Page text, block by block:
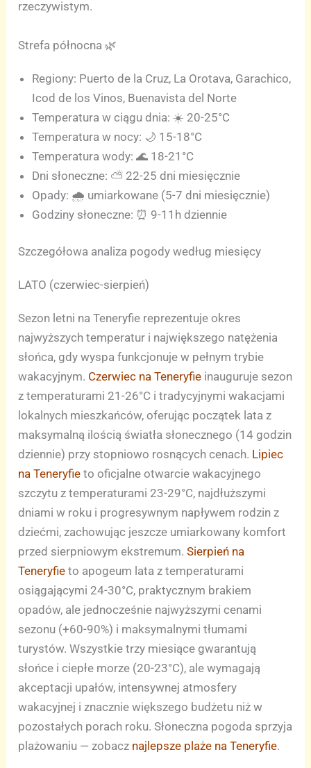
rzeczywistym.
Strefa północna 🌿
Regiony: Puerto de la Cruz, La Orotava, Garachico,
Icod de los Vinos, Buenavista del Norte
Temperatura w ciągu dnia: ☀️ 20-25°C
Temperatura w nocy: 🌙 15-18°C
Temperatura wody: 🌊 18-21°C
Dni słoneczne: ⛅ 22-25 dni miesięcznie
Opady: 🌧️ umiarkowane (5-7 dni miesięcznie)
Godziny słoneczne: ⏰ 9-11h dziennie
Szczegółowa analiza pogody według miesięcy
LATO (czerwiec-sierpień)
Sezon letni na Teneryfie reprezentuje okres
najwyższych temperatur i największego natężenia
słońca, gdy wyspa funkcjonuje w pełnym trybie
wakacyjnym. Czerwiec na Teneryfie inauguruje sezon
z temperaturami 21-26°C i tradycyjnymi wakacjami
lokalnych mieszkańców, oferując początek lata z
maksymalną ilością światła słonecznego (14 godzin
dziennie) przy stopniowo rosnących cenach. Lipiec
na Teneryfie to oficjalne otwarcie wakacyjnego
szczytu z temperaturami 23-29°C, najdłuższymi
dniami w roku i progresywnym napływem rodzin z
dziećmi, zachowując jeszcze umiarkowany komfort
przed sierpniowym ekstremum.Sierpień na
Teneryfie to apogeum lata z temperaturami
osiągającymi 24-30°C, praktycznym brakiem
opadów, ale jednocześnie najwyższymi cenami
sezonu (+60-90%) i maksymalnymi tłumami
turystów. Wszystkie trzy miesiące gwarantują
słońce i ciepłe morze (20-23°C), ale wymagają
akceptacji upałów, intensywnej atmosfery
wakacyjnej i znacznie większego budżetu niż w
pozostałych porach roku. Słoneczna pogoda sprzyja
plażowaniu — zobacz najlepsze plaże na Teneryfie.